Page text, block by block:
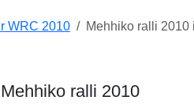
WRC 2010 Mehhiko ralli 2010
ralli 2010